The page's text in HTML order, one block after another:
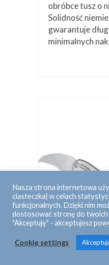
obróbce tusz o
Solidność
gwarantuje
minimalnych
Nasza strona internetowa
ciasteczka) w celach
funkcjonalnych. Dzięki nim
dostosować stronę do twoich
"Akceptuję" - akceptujesz
Cookie settings